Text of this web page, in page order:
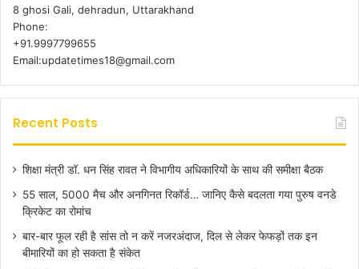
8 ghosi Gali, dehradun, Uttarakhand
Phone:
+91.9997799655
Email:updatetimes18@gmail.com
Recent Posts
शिक्षा मंत्री डॉ. धन सिंह रावत ने विभागीय अधिकारियों के साथ की समीक्षा बैठक
55 साल, 5000 मैच और अनगिनत रिकॉर्ड… जानिए कैसे बदलता गया पुरुष वनडे
क्रिकेट का रोमांच
बार-बार फूल रही है सांस तो न करें नजरअंदाज, दिल से लेकर फेफड़ों तक इन
बीमारियों का हो सकता है संकेत